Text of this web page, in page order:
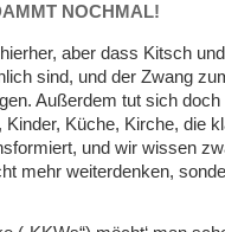
NOCHMAL!
aber dass Kitsch
sind, und der Zwang
Außerdem tut sich
Kinder, Küche, Kirche, die
und wir wissen
mehr weiterdenken,